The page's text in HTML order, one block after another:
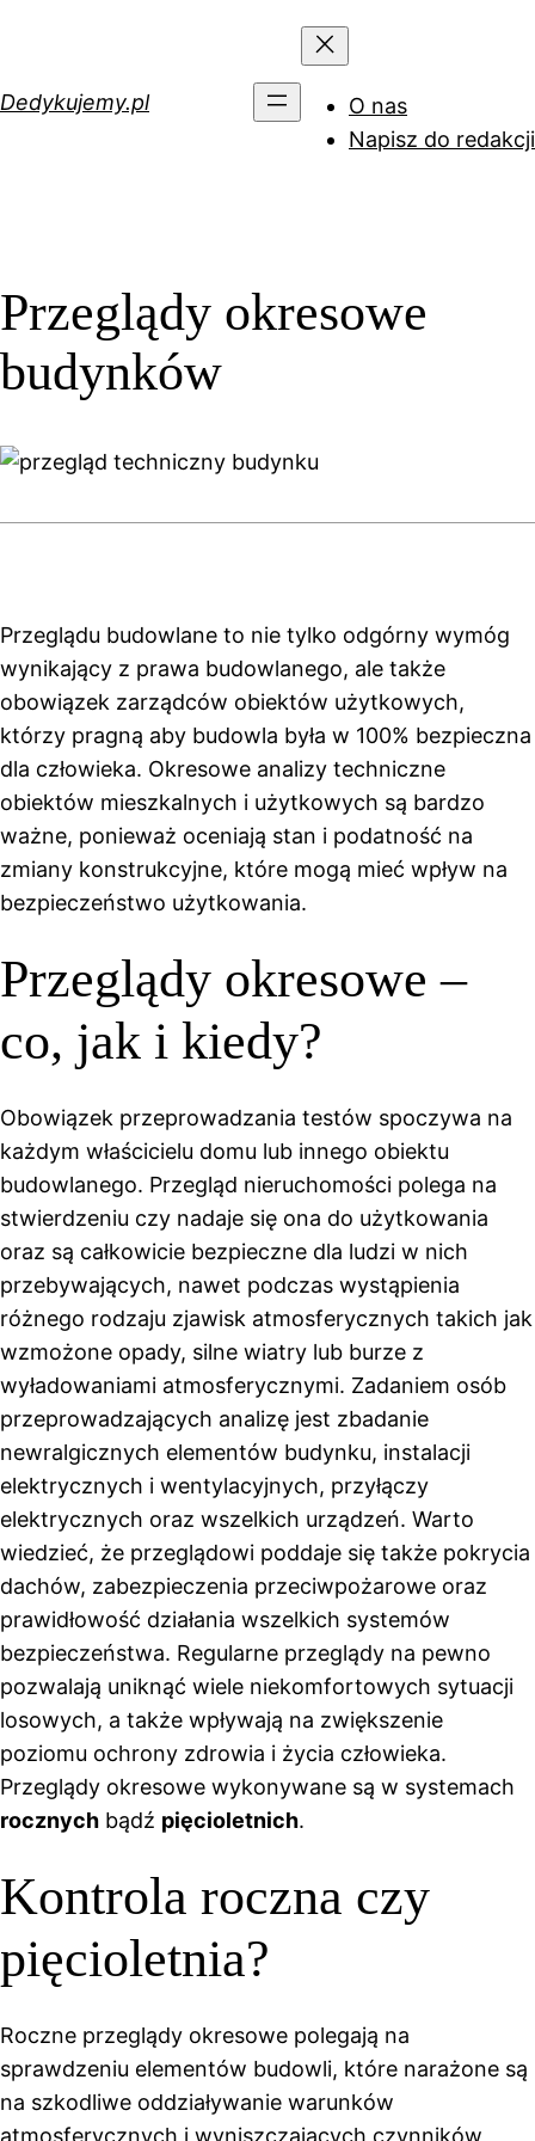
Dedykujemy.pl
O nas
Napisz do redakcji
Przeglądy okresowe
budynków
Przeglądu budowlane to nie tylko odgórny wymóg
wynikający z prawa budowlanego, ale także
obowiązek zarządców obiektów użytkowych,
którzy pragną aby budowla była w 100% bezpieczna
dla człowieka. Okresowe analizy techniczne
obiektów mieszkalnych i użytkowych są bardzo
ważne, ponieważ oceniają stan i podatność na
zmiany konstrukcyjne, które mogą mieć wpływ na
bezpieczeństwo użytkowania.
Przeglądy okresowe –
co, jak i kiedy?
Obowiązek przeprowadzania testów spoczywa na
każdym właścicielu domu lub innego obiektu
budowlanego. Przegląd nieruchomości polega na
stwierdzeniu czy nadaje się ona do użytkowania
oraz są całkowicie bezpieczne dla ludzi w nich
przebywających, nawet podczas wystąpienia
różnego rodzaju zjawisk atmosferycznych takich jak
wzmożone opady, silne wiatry lub burze z
wyładowaniami atmosferycznymi. Zadaniem osób
przeprowadzających analizę jest zbadanie
newralgicznych elementów budynku, instalacji
elektrycznych i wentylacyjnych, przyłączy
elektrycznych oraz wszelkich urządzeń. Warto
wiedzieć, że przeglądowi poddaje się także pokrycia
dachów, zabezpieczenia przeciwpożarowe oraz
prawidłowość działania wszelkich systemów
bezpieczeństwa. Regularne przeglądy na pewno
pozwalają uniknąć wiele niekomfortowych sytuacji
losowych, a także wpływają na zwiększenie
poziomu ochrony zdrowia i życia człowieka.
Przeglądy okresowe wykonywane są w systemach
rocznych bądź pięcioletnich.
Kontrola roczna czy
pięcioletnia?
Roczne przeglądy okresowe polegają na
sprawdzeniu elementów budowli, które narażone są
na szkodliwe oddziaływanie warunków
atmosferycznych i wyniszczających czynników,